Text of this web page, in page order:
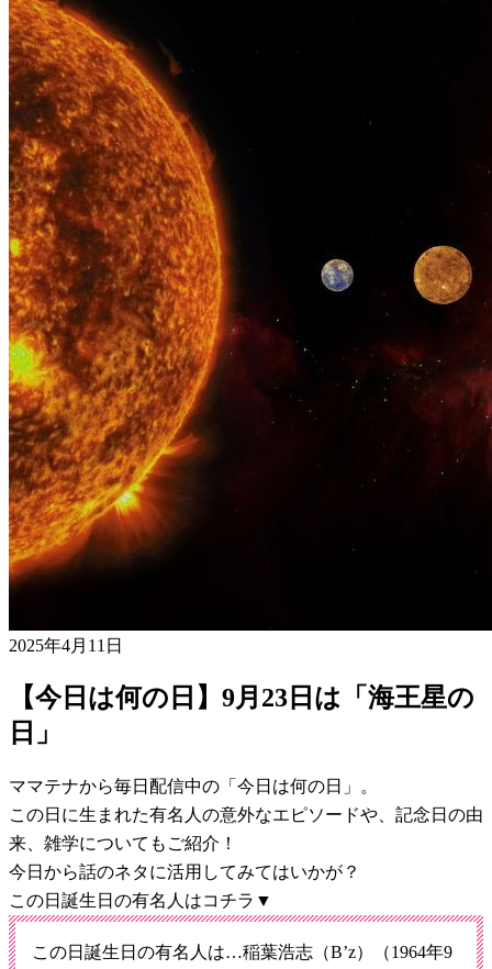
2025年4月11日
【今日は何の日】9月23日は「海王星の
日」
ママテナから毎日配信中の「今日は何の日」。
この日に生まれた有名人の意外なエピソードや、記念日の由
来、雑学についてもご紹介！
今日から話のネタに活用してみてはいかが？
この日誕生日の有名人はコチラ▼
この日誕生日の有名人は…稲葉浩志（B’z）（1964年9